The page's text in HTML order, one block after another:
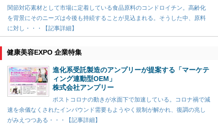
関節対応素材として市場に定着している食品原料のコンドロイチン。高齢化
を背景にそのニーズは今後も持続することが見込まれる。そうした中、原料
に対し・・・【記事詳細】
健康美容EXPO 企業特集
進化系受託製造のアンプリーが提案する「マーケテ
ィング連動型OEM」
株式会社アンプリー
ポストコロナの動きが水面下で加速している。コロナ禍で減
速を余儀なくされたインバウンド需要もようやく規制が解かれ、復調の兆し
がみえつつある・・・【記事詳細】